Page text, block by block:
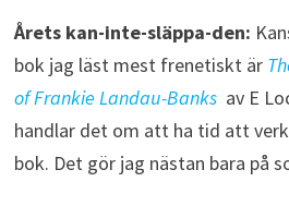
Årets kan-inte-släppa-den:
bok jag läst mest frenetiskt är
of Frankie Landau-Banksav E
handlar det om att ha tid att
bok. Det gör jag nästan bara på